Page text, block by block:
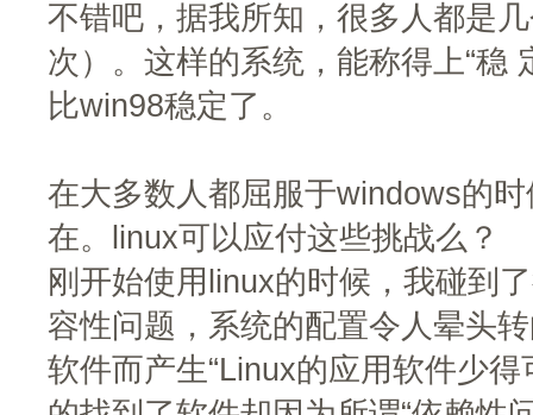
不错吧，据我所知，很多人都是
次）。这样的系统，能称得上“稳
比win98稳定了。
在大多数人都屈服于windows的
在。linux可以应付这些挑战么？
刚开始使用linux的时候，我碰到
容性问题，系统的配置令人晕头
软件而产生“Linux的应用软件少